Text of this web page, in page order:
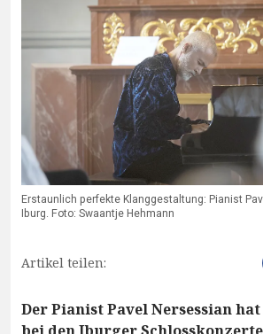
Erstaunlich perfekte Klanggestaltung: Pianist
Iburg. Foto: Swaantje Hehmann
Artikel teilen:
Der Pianist Pavel Nersessian